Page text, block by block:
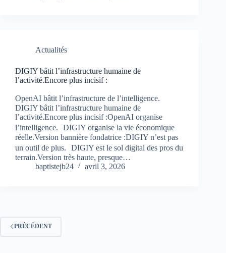
Actualités
DIGIY bâtit l’infrastructure humaine de
l’activité.Encore plus incisif :
OpenAI bâtit l’infrastructure de l’intelligence.
DIGIY bâtit l’infrastructure humaine de
l’activité.Encore plus incisif :OpenAI organise
l’intelligence. DIGIY organise la vie économique
réelle.Version bannière fondatrice :DIGIY n’est pas
un outil de plus. DIGIY est le sol digital des pros du
terrain.Version très haute, presque…
baptistejb24
avril 3, 2026
PRÉCÉDENT